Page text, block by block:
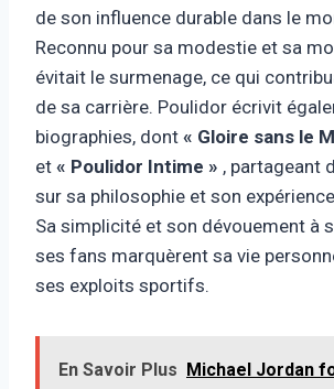
de son influence durable dans le
Reconnu pour sa modestie et sa
évitait le surmenage, ce qui
de sa carrière. Poulidor écrivit
biographies, dont « Gloire sans le
et « Poulidor Intime » , partageant
sur sa philosophie et son
Sa simplicité et son dévouement à
ses fans marquèrent sa vie
ses exploits sportifs.
En Savoir Plus Michael Jordan